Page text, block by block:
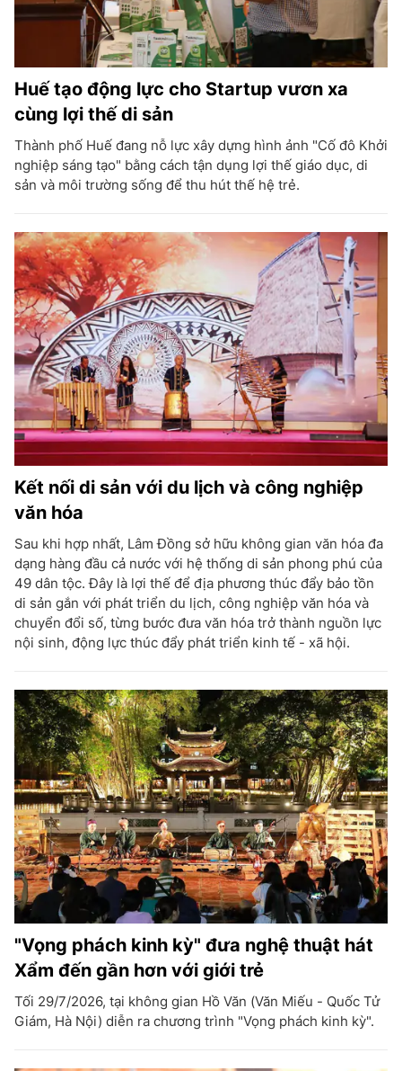
Huế tạo động lực cho Startup vươn xa
cùng lợi thế di sản
Thành phố Huế đang nỗ lực xây dựng hình ảnh "Cố đô Khởi
nghiệp sáng tạo" bằng cách tận dụng lợi thế giáo dục, di
sản và môi trường sống để thu hút thế hệ trẻ.
Kết nối di sản với du lịch và công nghiệp
văn hóa
Sau khi hợp nhất, Lâm Đồng sở hữu không gian văn hóa đa
dạng hàng đầu cả nước với hệ thống di sản phong phú của
49 dân tộc. Đây là lợi thế để địa phương thúc đẩy bảo tồn
di sản gắn với phát triển du lịch, công nghiệp văn hóa và
chuyển đổi số, từng bước đưa văn hóa trở thành nguồn lực
nội sinh, động lực thúc đẩy phát triển kinh tế - xã hội.
"Vọng phách kinh kỳ" đưa nghệ thuật hát
Xẩm đến gần hơn với giới trẻ
Tối 29/7/2026, tại không gian Hồ Văn (Văn Miếu - Quốc Tử
Giám, Hà Nội) diễn ra chương trình "Vọng phách kinh kỳ".